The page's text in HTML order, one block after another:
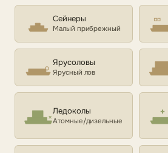
Сейнеры
Малый прибрежный
Ярусоловы
Ярусный лов
Ледоколы
Атомные/дизельные